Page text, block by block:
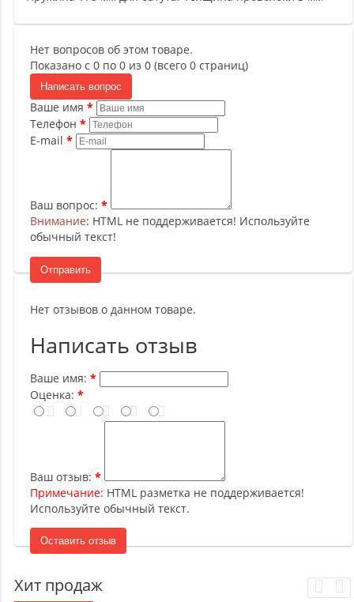
Нет вопросов об этом товаре.
Показано с 0 по 0 из 0 (всего 0 страниц)
Написать вопрос
Ваше имя
Телефон
E-mail
Ваш вопрос:
Внимание: HTML не поддерживается! Используйте
обычный текст!
Отправить
Нет отзывов о данном товаре.
Написать отзыв
Ваше имя:
Оценка:
Ваш отзыв:
Примечание: HTML разметка не поддерживается!
Используйте обычный текст.
Оставить отзыв
Хит продаж